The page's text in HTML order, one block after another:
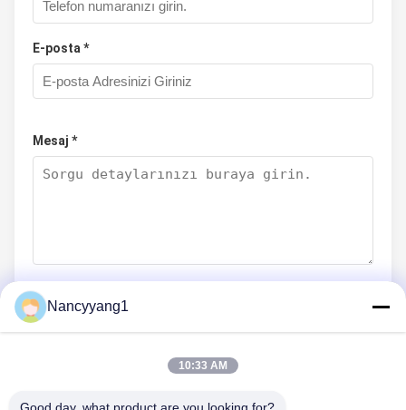
E-posta *
Mesaj *
Nancyyang1
10:33 AM